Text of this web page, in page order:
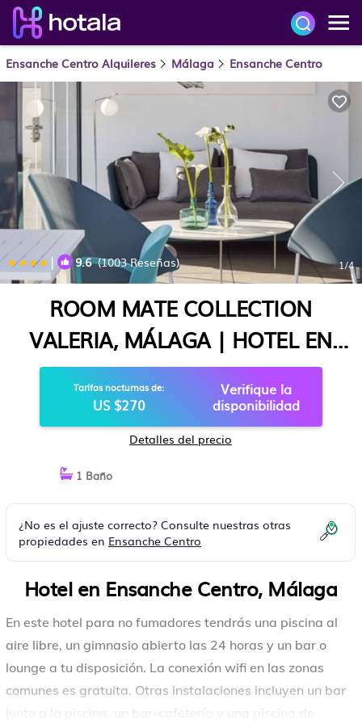
Ensanche Centro Alquileres Málaga Ensanche Centro
| 9.6(1003 Reseñas) 1/4
ROOM MATE COLLECTION
VALERIA, MÁLAGA | HOTEL EN
MÁLAGA
Tarifas nocturnas de:
US $270
Verifique la
disponibilidad
Detalles del precio
1 Baño
¿No es el ajuste correcto? Consulte nuestras otras
propiedades en Ensanche Centro
Hotel en Ensanche Centro, Málaga
En este hotel para no fumadores tendrás una piscina al
aire libre, un gimnasio abierto las 24 horas y un bar o
lounge a tu disposición. La conexión wifi en las zonas
comunes es gratuita. Otras instalaciones incluyen un bar
junto a la piscina, un bar-cafetería y una piscina de